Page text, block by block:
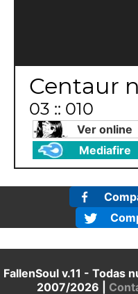
Centaur
03 :: 010
Ver online
Mediafire
FallenSoul v.11 - Todas
2007/2026 |